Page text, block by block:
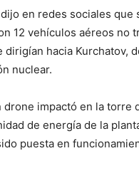
en redes sociales que
12 vehículos aéreos no
dirigían hacia Kurchatov,
nuclear.
drone impactó en la torre
de energía de la
puesta en